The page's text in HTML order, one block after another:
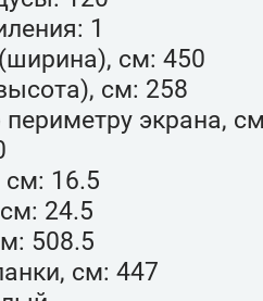
1
см: 450
см: 258
экрана,
16.5
24.5
508.5
см: 447